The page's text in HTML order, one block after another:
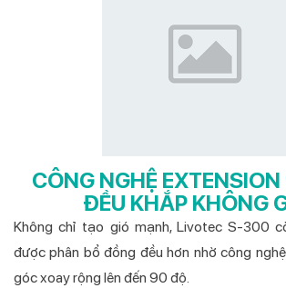
CÔNG NGHỆ
ĐỀU KHẮP KHÔNG
Không chỉ tạo gió mạnh, Livotec S-300
được phân bổ đồng đều hơn nhờ công
góc xoay rộng lên đến 90 độ.